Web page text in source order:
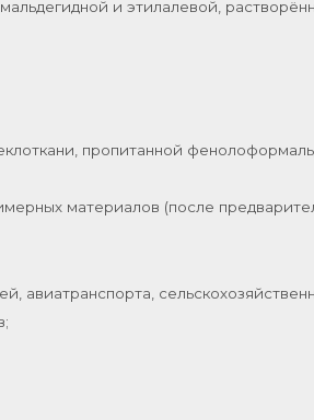
и этилалевой,
пропитанной
материалов (после
авиатранспорта,